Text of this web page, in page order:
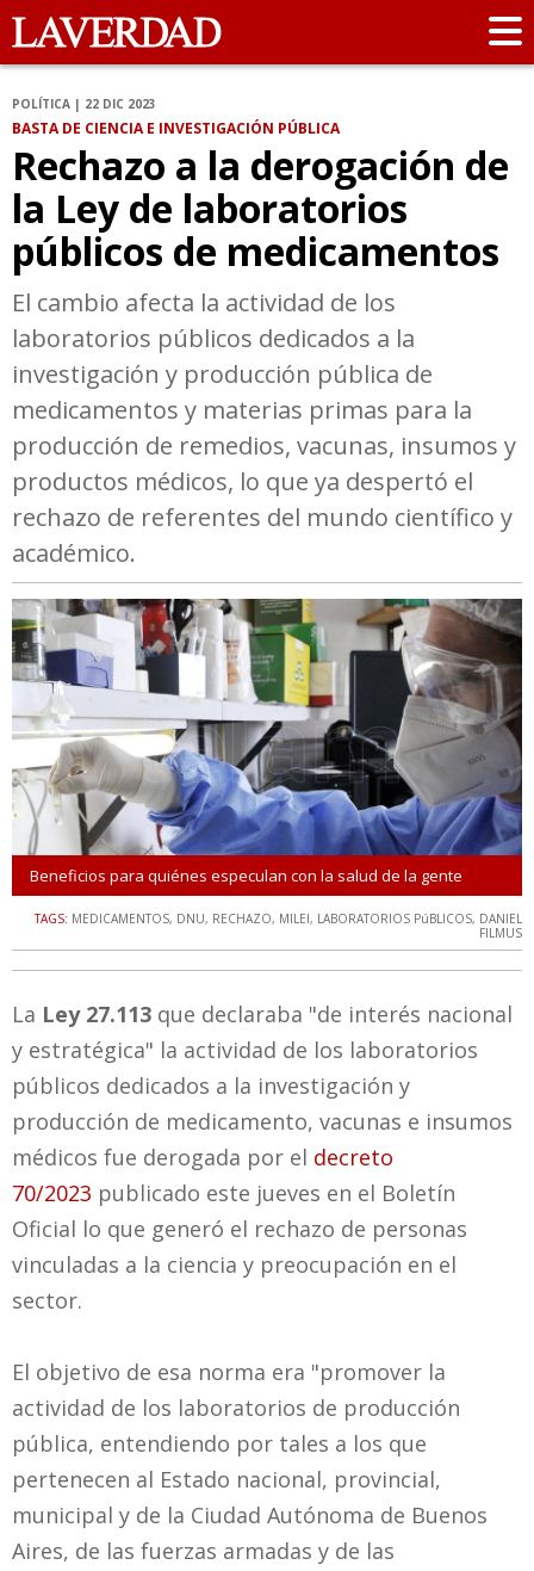
POLÍTICA | 22 DIC 2023
BASTA DE CIENCIA E INVESTIGACIÓN PÚBLICA
Rechazo a la derogación de
la Ley de laboratorios
públicos de medicamentos
El cambio afecta la actividad de los
laboratorios públicos dedicados a la
investigación y producción pública de
medicamentos y materias primas para la
producción de remedios, vacunas, insumos y
productos médicos, lo que ya despertó el
rechazo de referentes del mundo científico y
académico.
Beneficios para quiénes especulan con la salud de la gente
TAGS: MEDICAMENTOS, DNU, RECHAZO, MILEI, LABORATORIOS PúBLICOS, DANIEL
FILMUS
La Ley 27.113 que declaraba "de interés nacional
y estratégica" la actividad de los laboratorios
públicos dedicados a la investigación y
producción de medicamento, vacunas e insumos
médicos fue derogada por el decreto
70/2023 publicado este jueves en el Boletín
Oficial lo que generó el rechazo de personas
vinculadas a la ciencia y preocupación en el
sector.
El objetivo de esa norma era "promover la
actividad de los laboratorios de producción
pública, entendiendo por tales a los que
pertenecen al Estado nacional, provincial,
municipal y de la Ciudad Autónoma de Buenos
Aires, de las fuerzas armadas y de las